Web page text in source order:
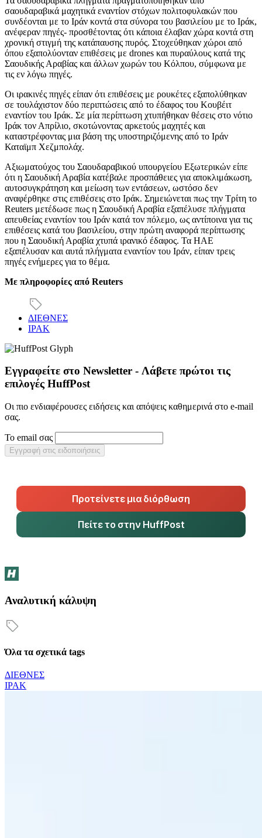
σαουδαραβικά μαχητικά εναντίον στόχων πολιτοφυλακών που
συνδέονται με το Ιράν κοντά στα σύνορα του βασιλείου με το Ιράκ,
ανέφεραν πηγές- προσθέτοντας ότι κάποια έλαβαν χώρα κοντά στη
χρονική στιγμή της κατάπαυσης πυρός. Στοχεύθηκαν χώροι από
όπου εξαπολύονταν επιθέσεις με drones και πυραύλους κατά της
Σαουδικής Αραβίας και άλλων χωρών του Κόλπου, σύμφωνα με
τις εν λόγω πηγές.
Οι ιρακινές πηγές είπαν ότι επιθέσεις με ρουκέτες εξαπολύθηκαν
σε τουλάχιστον δύο περιπτώσεις από το έδαφος του Κουβέιτ
εναντίον του Ιράκ. Σε μία περίπτωση χτυπήθηκαν θέσεις στο νότιο
Ιράκ τον Απρίλιο, σκοτώνοντας αρκετούς μαχητές και
καταστρέφοντας μια βάση της υποστηριζόμενης από το Ιράν
Καταϊμπ Χεζμπολάχ.
Αξιωματούχος του Σαουδαραβικού υπουργείου Εξωτερικών είπε
ότι η Σαουδική Αραβία κατέβαλε προσπάθειες για αποκλιμάκωση,
αυτοσυγκράτηση και μείωση των εντάσεων, ωστόσο δεν
αναφέρθηκε στις επιθέσεις στο Ιράκ. Σημειώνεται πως την Τρίτη το
Reuters μετέδωσε πως η Σαουδική Αραβία εξαπέλυσε πλήγματα
απευθείας εναντίον του Ιράν κατά τον πόλεμο, ως αντίποινα για τις
επιθέσεις κατά του βασιλείου, στην πρώτη αναφορά περίπτωσης
που η Σαουδική Αραβία χτυπά ιρανικό έδαφος. Τα ΗΑΕ
εξαπέλυσαν και αυτά πλήγματα εναντίον του Ιράν, είπαν τρεις
πηγές ενήμερες για το θέμα.
Με πληροφορίες από Reuters
ΔΙΕΘΝΕΣ
ΙΡΑΚ
Εγγραφείτε στο Newsletter - Λάβετε πρώτοι τις
επιλογές HuffPost
Οι πιο ενδιαφέρουσες ειδήσεις και απόψεις καθημερινά στο e-mail
σας.
Το email σας
Εγγραφή στις ειδοποιήσεις
Προτείνετε μια διόρθωση
Πείτε το στην HuffPost
Αναλυτική κάλυψη
Όλα τα σχετικά tags
ΔΙΕΘΝΕΣ
ΙΡΑΚ